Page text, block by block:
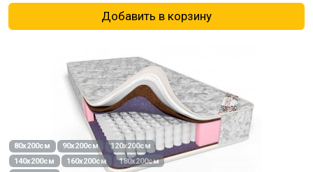
Добавить в корзину
80х200см 90х200см
120х200см
140х200см
160х200см
180х200см